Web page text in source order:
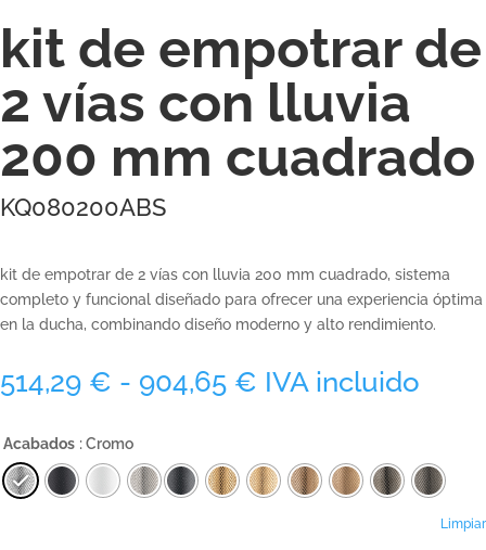
kit de empotrar de
2 vías con lluvia
200 mm cuadrado
KQ080200ABS
kit de empotrar de 2 vías con lluvia 200 mm cuadrado, sistema
completo y funcional diseñado para ofrecer una experiencia óptima
en la ducha, combinando diseño moderno y alto rendimiento.
514,29 € - 904,65 € Rango
desde
514,29 €
hasta
IVA incluido
Acabados : Cromo
Limpiar